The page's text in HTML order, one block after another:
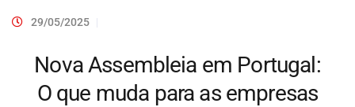
29/05/2025
Nova Assembleia em Portugal:
O que muda para as empresas